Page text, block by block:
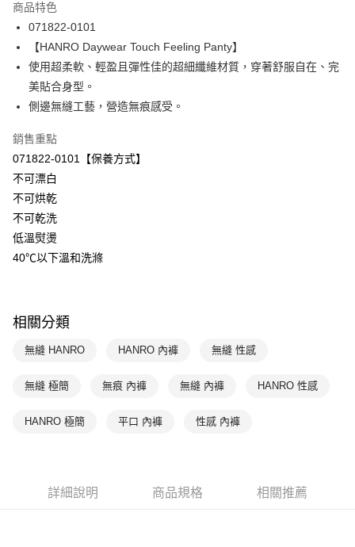
合作金庫商業銀行
華南商業銀行
上海商業儲蓄銀行
台北富邦商業銀行
國泰世華商業銀行
兆豐國際商業銀行
臺灣中小企業銀行
匯豐（台灣）商業銀行
聯邦商業銀行
元大商業銀行
台新國際商業銀行
台灣樂天信用卡公司
Apple Pay
悠遊付
全盈+PAY
ATM付款
運送方式
付款後全家取貨$888免運-以PackAge+配客嘉循環箱包裝寄出
每筆NT$90，滿NT$888(含以上)免運費
付款後萊爾富取貨
每筆NT$90，滿NT$1,000(含以上)免運費
宅配
商品特色
071822-0101
【HANRO Daywear Touch Feeling Panty】
使用超柔軟、輕盈且彈性佳的超細纖維材質，穿著舒服自在、完
美貼合身型。
側邊無縫工藝，營造無痕感受。
銷售重點
071822-0101【保養方式】
不可漂白
不可烘乾
不可乾洗
低溫熨燙
40℃以下溫和洗滌
相關分類
無縫 HANRO HANRO 內褲 無縫 性感
無縫 極簡 無痕 內褲 無縫 內褲 HANRO 性感
HANRO 極簡 平口 內褲 性感 內褲
詳細說明 商品規格 相關推薦